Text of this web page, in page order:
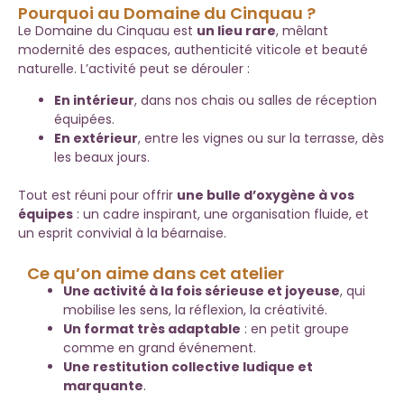
Pourquoi au Domaine du Cinquau ?
Le Domaine du Cinquau est un lieu rare, mêlant
modernité des espaces, authenticité viticole et beauté
naturelle. L’activité peut se dérouler :
En intérieur, dans nos chais ou salles de réception
équipées.
En extérieur, entre les vignes ou sur la terrasse, dès
les beaux jours.
Tout est réuni pour offrir une bulle d’oxygène à vos
équipes : un cadre inspirant, une organisation fluide, et
un esprit convivial à la béarnaise.
Ce qu’on aime dans cet atelier
Une activité à la fois sérieuse et joyeuse, qui
mobilise les sens, la réflexion, la créativité.
Un format très adaptable : en petit groupe
comme en grand événement.
Une restitution collective ludique et
marquante.